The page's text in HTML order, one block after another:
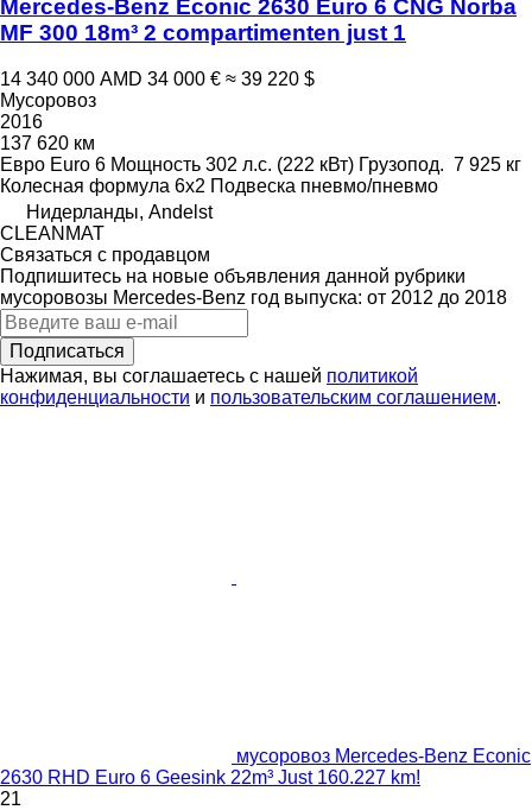
Mercedes-Benz Econic 2630 Euro 6 CNG Norba
MF 300 18m³ 2 compartimenten just 1
14 340 000 AMD 34 000 € ≈ 39 220 $
Мусоровоз
2016
137 620 км
Евро Euro 6 Мощность 302 л.с. (222 кВт) Грузопод. 7 925 кг
Колесная формула 6x2 Подвеска пневмо/пневмо
Нидерланды, Andelst
CLEANMAT
Связаться с продавцом
Подпишитесь на новые объявления данной рубрики
мусоровозы Mercedes-Benz год выпуска: от 2012 до 2018
Подписаться
Нажимая, вы соглашаетесь с нашей политикой
конфиденциальности и пользовательским соглашением.
мусоровоз Mercedes-Benz Econic
2630 RHD Euro 6 Geesink 22m³ Just 160.227 km!
21